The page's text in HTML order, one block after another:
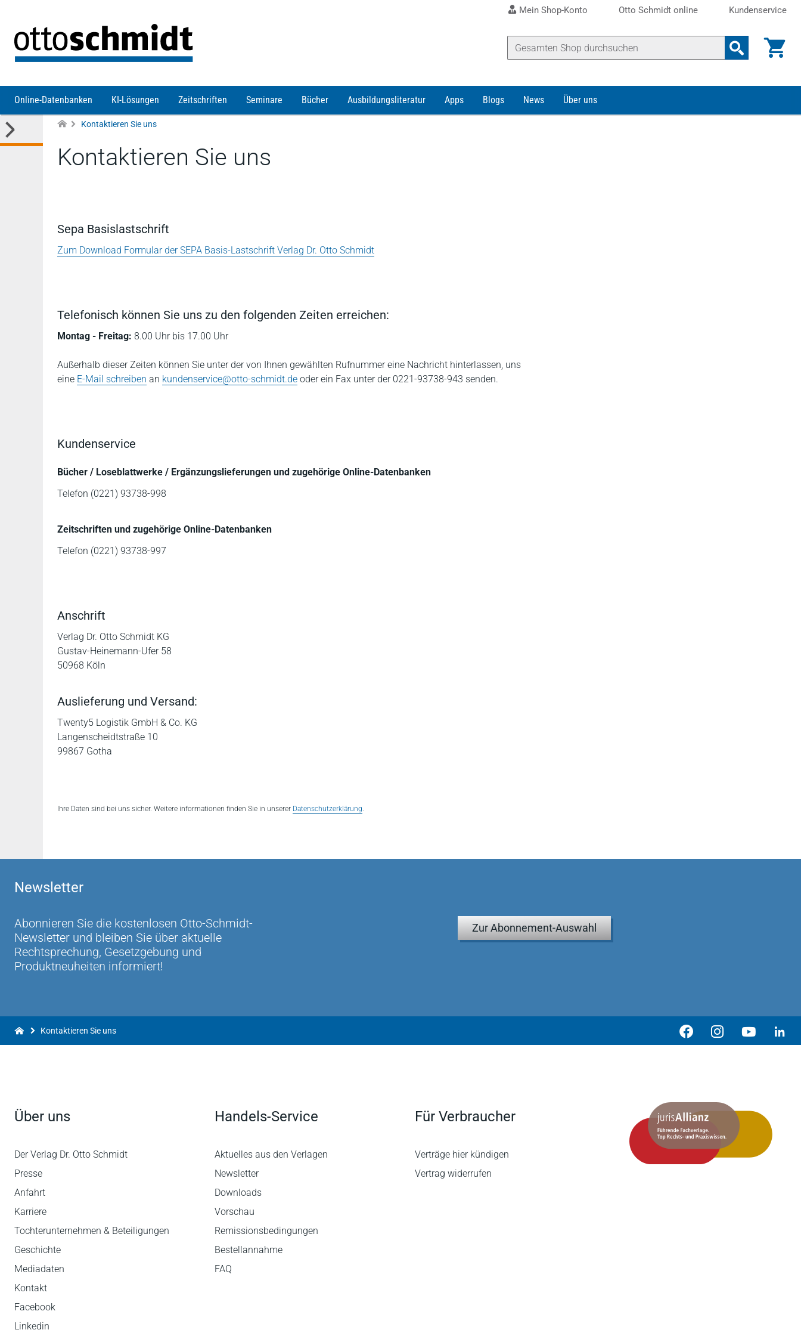
Mein Shop-Konto Otto Schmidt online Kundenservice
Online-Datenbanken KI-Lösungen Zeitschriften Seminare Bücher Ausbildungsliteratur Apps Blogs News Über uns
Kontaktieren Sie uns
Kontaktieren Sie uns
Sepa Basislastschrift
Zum Download Formular der SEPA Basis-Lastschrift Verlag Dr. Otto Schmidt
Telefonisch können Sie uns zu den folgenden Zeiten erreichen:
Montag - Freitag: 8.00 Uhr bis 17.00 Uhr
Außerhalb dieser Zeiten können Sie unter der von Ihnen gewählten Rufnummer eine Nachricht hinterlassen, uns
eine E-Mail schreiben an kundenservice@otto-schmidt.de oder ein Fax unter der 0221-93738-943 senden.
Kundenservice
Bücher / Loseblattwerke / Ergänzungslieferungen und zugehörige Online-Datenbanken
Telefon (0221) 93738-998
Zeitschriften und zugehörige Online-Datenbanken
Telefon (0221) 93738-997
Anschrift
Verlag Dr. Otto Schmidt KG
Gustav-Heinemann-Ufer 58
50968 Köln
Auslieferung und Versand:
Twenty5 Logistik GmbH & Co. KG
Langenscheidtstraße 10
99867 Gotha
Ihre Daten sind bei uns sicher. Weitere informationen finden Sie in unserer Datenschutzerklärung.
Newsletter
Abonnieren Sie die kostenlosen Otto-Schmidt-
Newsletter und bleiben Sie über aktuelle
Rechtsprechung, Gesetzgebung und
Produktneuheiten informiert!
Zur Abonnement-Auswahl
Kontaktieren Sie uns
Über uns
Der Verlag Dr. Otto Schmidt
Presse
Anfahrt
Karriere
Tochterunternehmen & Beteiligungen
Geschichte
Mediadaten
Kontakt
Facebook
Linkedin
Handels-Service
Aktuelles aus den Verlagen
Newsletter
Downloads
Vorschau
Remissionsbedingungen
Bestellannahme
FAQ
Für Verbraucher
Verträge hier kündigen
Vertrag widerrufen